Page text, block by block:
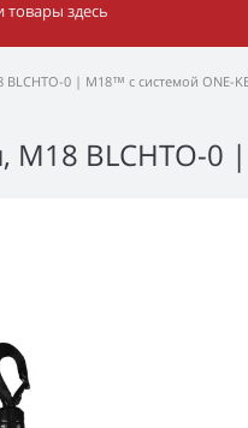
0 | M18™ с системой ONE-
BLCHTO-0